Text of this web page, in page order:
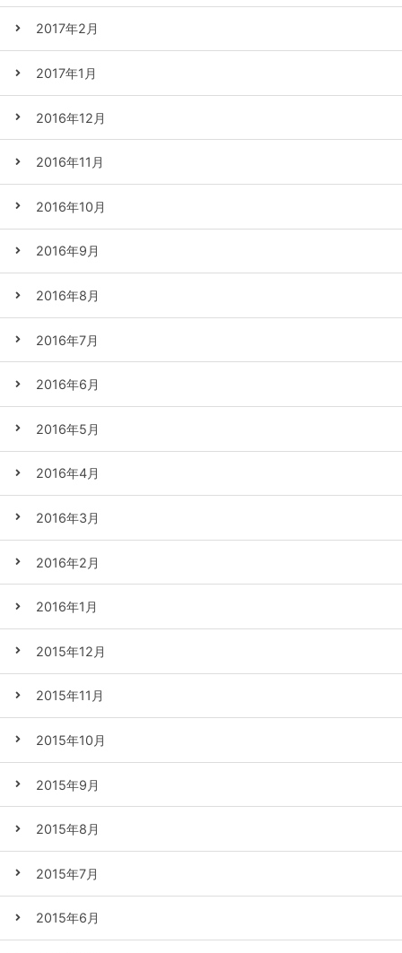
2017年2月
2017年1月
2016年12月
2016年11月
2016年10月
2016年9月
2016年8月
2016年7月
2016年6月
2016年5月
2016年4月
2016年3月
2016年2月
2016年1月
2015年12月
2015年11月
2015年10月
2015年9月
2015年8月
2015年7月
2015年6月